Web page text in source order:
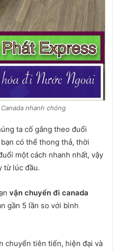
nhanh chóng
ta cố gắng theo đuổi
có thể thong thả, thời
một cách nhanh nhất, vậy
từ lúc đầu.
vận chuyển đi canada
gần 5 lần so với bình
chuyển tiên tiến, hiện đại và